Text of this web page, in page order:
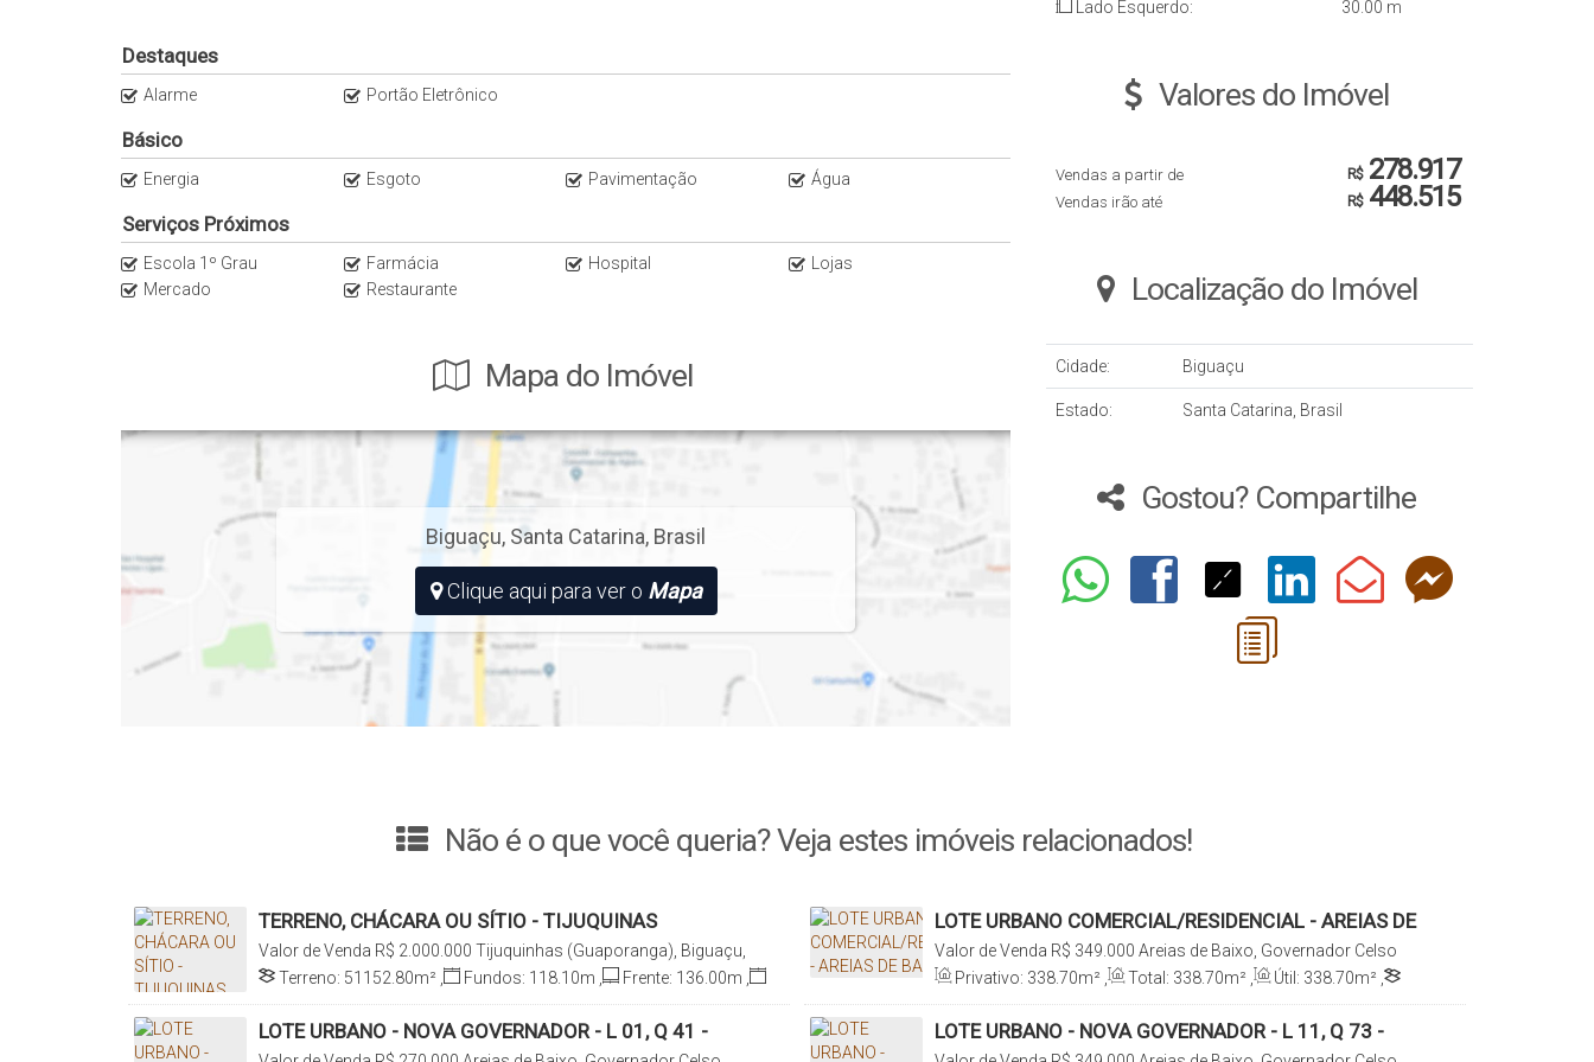
Destaques
Alarme Portão Eletrônico
Básico
Energia Esgoto Pavimentação Água
Serviços Próximos
Escola 1º Grau Farmácia Hospital
Lojas
Mercado
Restaurante
Mapa do Imóvel
Biguaçu, Santa Catarina, Brasil
Clique aqui para ver o Mapa
Lado Esquerdo: 30 .00 m
Valores do Imóvel
R$278.917
Vendas a partir de
R$448.515
Vendas irão até
Localização do Imóvel
Cidade: Biguaçu
Estado: Santa Catarina, Brasil
Gostou? Compartilhe
Não é o que você queria? Veja estes imóveis relacionados!
TERRENO, CHÁCARA OU SÍTIO - TIJUQUINAS
(GUAPORANGA), BIGUAÇU
R$ 2.000.000
Valor de Venda
Tijuquinhas (Guaporanga), Biguaçu,
Santa Catarina, Brasil
Terreno: 51152 .80m² Fundos: 118.10m Frente: 136 .00m
LOTE URBANO COMERCIAL/RESIDENCIAL - AREIAS DE
BAIXO
R$ 349.000
Valor de Venda
Areias de Baixo, Governador Celso
Ramos, Santa Catarina, Brasil
Privativo: 338.70m² Total: 338.70m² Útil: 338.70m²
Lado Direito: 297.40m, Lado Esquerdo: 297 .40 m
LOTE URBANO - NOVA GOVERNADOR - L 01, Q 41 -
AREIAS DO MEIO
LOTE URBANO - NOVA GOVERNADOR - L 11, Q 73 -
AREIAS DE BAIXO